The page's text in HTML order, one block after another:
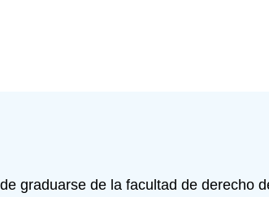
graduarse de la facultad de derecho